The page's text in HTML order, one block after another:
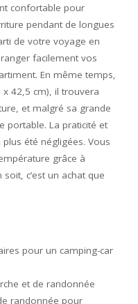
confortable pour
pendant de longues
de votre voyage en
facilement vos
En même temps,
x 42,5 cm), il trouvera
et malgré sa grande
portable. La praticité et
plus été négligées. Vous
grâce à
soit, c’est un achat que
pour un camping-car
et de randonnée
randonnée pour